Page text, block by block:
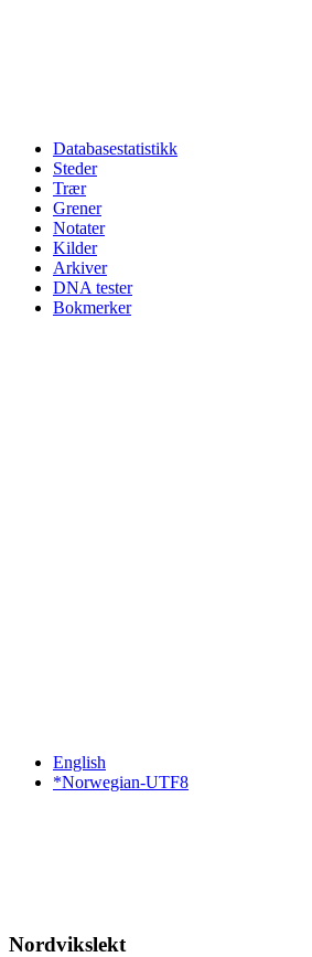
Databasestatistikk
Steder
Trær
Grener
Notater
Kilder
Arkiver
DNA tester
Bokmerker
English
*Norwegian-UTF8
Nordvikslekt